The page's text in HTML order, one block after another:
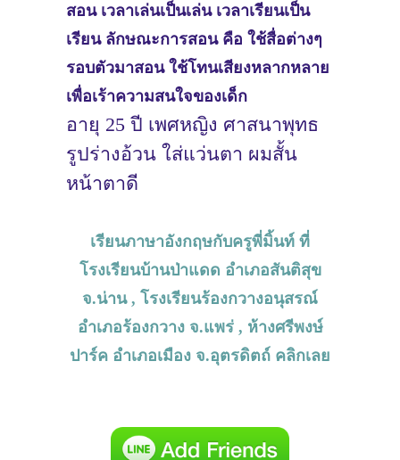
สอน เวลาเล่นเป็นเล่น เวลาเรียนเป็น
เรียน ลักษณะการสอน คือ ใช้สื่อต่างๆ
รอบตัวมาสอน ใช้โทนเสียงหลากหลาย
เพื่อเร้าความสนใจของเด็ก
อายุ 25 ปี เพศหญิง ศาสนาพุทธ
รูปร่างอ้วน ใส่แว่นตา ผมสั้น
หน้าตาดี
เรียนภาษาอังกฤษกับครูพี่มิ้นท์ ที่
โรงเรียนบ้านป่าแดด อำเภอสันติสุข
จ.น่าน , โรงเรียนร้องกวางอนุสรณ์
อำเภอร้องกวาง จ.แพร่ , ห้างศรีพงษ์
ปาร์ค อำเภอเมือง จ.อุตรดิตถ์ คลิกเลย